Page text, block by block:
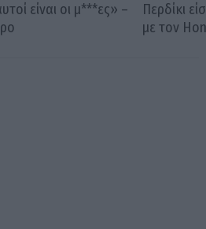
είναι οι μ***ες» –
Περδίκι
με τον